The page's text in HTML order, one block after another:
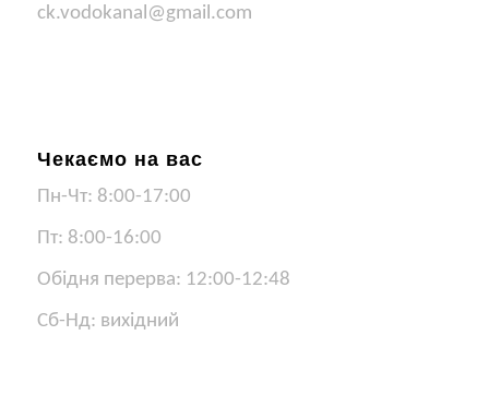
ck.vodokanal@gmail.com
Чекаємо на вас
Пн-Чт: 8:00-17:00
Пт: 8:00-16:00
Обідня перерва: 12:00-12:48
Сб-Нд: вихідний